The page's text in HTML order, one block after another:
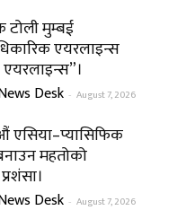
मुम्बई
एयरलाइन्स
Desk - August 7, 2026
महतोको
Desk - August 7, 2026